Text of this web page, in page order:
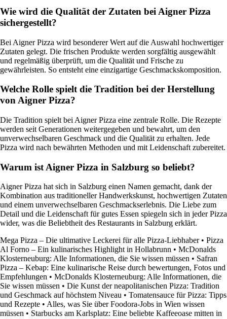
Wie wird die Qualität der Zutaten bei Aigner Pizza
sichergestellt?
Bei Aigner Pizza wird besonderer Wert auf die Auswahl hochwertiger
Zutaten gelegt. Die frischen Produkte werden sorgfältig ausgewählt
und regelmäßig überprüft, um die Qualität und Frische zu
gewährleisten. So entsteht eine einzigartige Geschmackskomposition.
Welche Rolle spielt die Tradition bei der Herstellung
von Aigner Pizza?
Die Tradition spielt bei Aigner Pizza eine zentrale Rolle. Die Rezepte
werden seit Generationen weitergegeben und bewahrt, um den
unverwechselbaren Geschmack und die Qualität zu erhalten. Jede
Pizza wird nach bewährten Methoden und mit Leidenschaft zubereitet.
Warum ist Aigner Pizza in Salzburg so beliebt?
Aigner Pizza hat sich in Salzburg einen Namen gemacht, dank der
Kombination aus traditioneller Handwerkskunst, hochwertigen Zutaten
und einem unverwechselbaren Geschmackserlebnis. Die Liebe zum
Detail und die Leidenschaft für gutes Essen spiegeln sich in jeder Pizza
wider, was die Beliebtheit des Restaurants in Salzburg erklärt.
Mega Pizza – Die ultimative Leckerei für alle Pizza-Liebhaber• Pizza
Al Forno – Ein kulinarisches Highlight in Hollabrunn • McDonalds
Klosterneuburg: Alle Informationen, die Sie wissen müssen • Safran
Pizza – Kebap: Eine kulinarische Reise durch bewertungen, Fotos und
Empfehlungen • McDonalds Klosterneuburg: Alle Informationen, die
Sie wissen müssen • Die Kunst der neapolitanischen Pizza: Tradition
und Geschmack auf höchstem Niveau • Tomatensauce für Pizza: Tipps
und Rezepte • Alles, was Sie über Foodora-Jobs in Wien wissen
müssen • Starbucks am Karlsplatz: Eine beliebte Kaffeeoase mitten in